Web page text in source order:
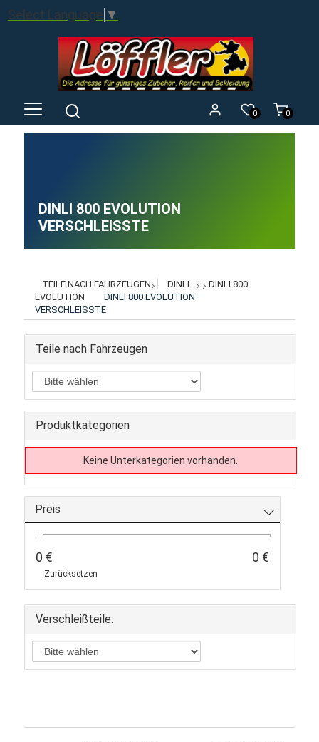
Select Language ▼
0
0
DINLI 800 EVOLUTION
VERSCHLEISSTE
TEILE NACH FAHRZEUGEN DINLI
DINLI 800
EVOLUTION
DINLI 800 EVOLUTION
VERSCHLEISSTE
Teile nach Fahrzeugen
Produktkategorien
Keine Unterkategorien vorhanden.
Preis
0 € 0 €
Zurücksetzen
Verschleißteile: